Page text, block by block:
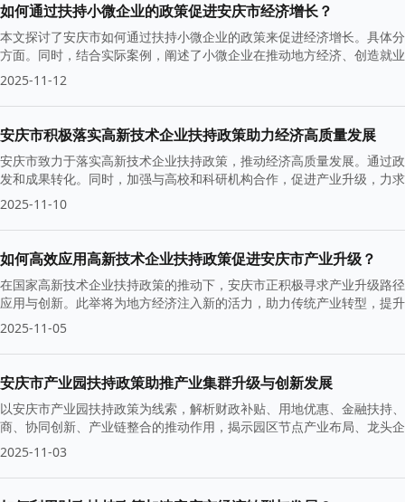
如何通过扶持小微企业的政策促进安庆市经济增长？
本文探讨了安庆市如何通过扶持小微企业的政策来促进经济增长。具体
方面。同时，结合实际案例，阐述了小微企业在推动地方经济、创造就
议。
2025-11-12
安庆市积极落实高新技术企业扶持政策助力经济高质量发展
安庆市致力于落实高新技术企业扶持政策，推动经济高质量发展。通过
发和成果转化。同时，加强与高校和科研机构合作，促进产业升级，力
2025-11-10
如何高效应用高新技术企业扶持政策促进安庆市产业升级？
在国家高新技术企业扶持政策的推动下，安庆市正积极寻求产业升级路
应用与创新。此举将为地方经济注入新的活力，助力传统产业转型，提
2025-11-05
安庆市产业园扶持政策助推产业集群升级与创新发展
以安庆市产业园扶持政策为线索，解析财政补贴、用地优惠、金融扶持
商、协同创新、产业链整合的推动作用，揭示园区节点产业布局、龙头
2025-11-03